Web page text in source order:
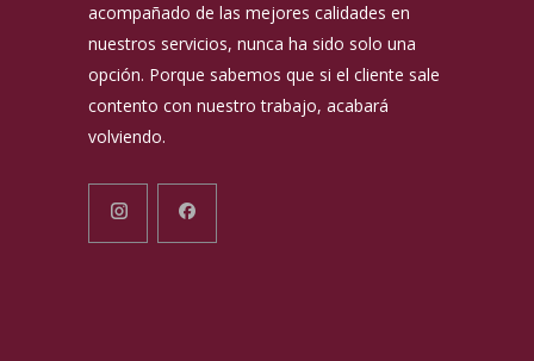
acompañado de las mejores calidades en
nuestros servicios, nunca ha sido solo una
opción. Porque sabemos que si el cliente sale
contento con nuestro trabajo, acabará
volviendo.